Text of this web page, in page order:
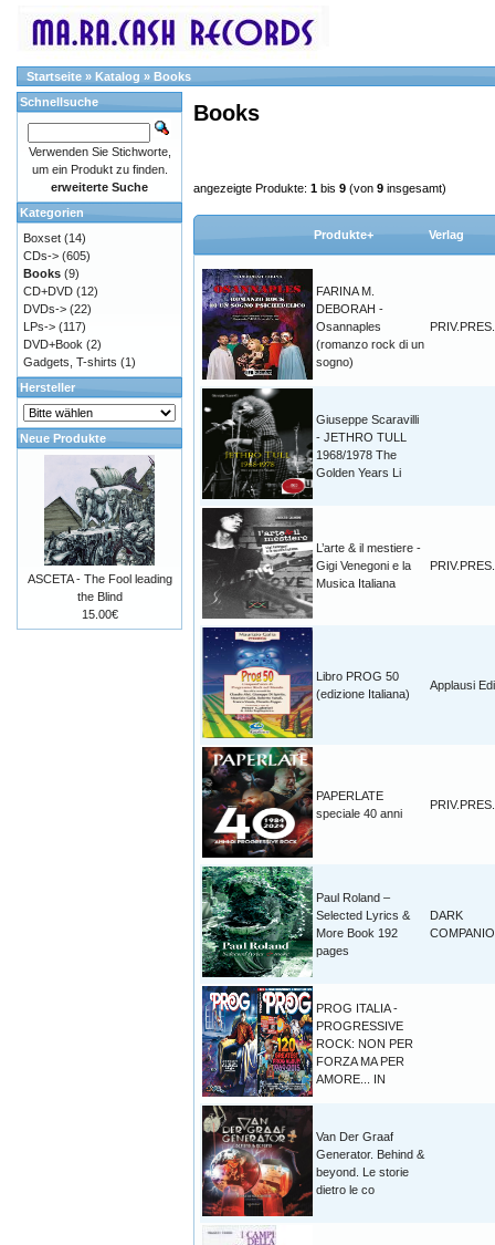
Startseite » Katalog » Books
Books
angezeigte Produkte: 1 bis 9 (von 9 insgesamt)
Produkte+ Verlag
FARINA M.
DEBORAH -
Osannaples
(romanzo rock di un
sogno)
PRIV.PRES.
Giuseppe Scaravilli
- JETHRO TULL
1968/1978 The
Golden Years Li
L’arte & il mestiere -
Gigi Venegoni e la
Musica Italiana
PRIV.PRES.
Libro PROG 50
(edizione Italiana)
Applausi
PAPERLATE
speciale 40 anni
PRIV.PRES.
Paul Roland –
Selected Lyrics &
More Book 192
pages
DARK
PROG ITALIA -
PROGRESSIVE
ROCK: NON PER
FORZA MA PER
AMORE... IN
Van Der Graaf
Generator. Behind &
beyond. Le storie
dietro le co
Schnellsuche
Verwenden Sie Stichworte,
um ein Produkt zu finden.
erweiterte Suche
Kategorien
Boxset (14)
CDs-> (605)
Books (9)
CD+DVD (12)
DVDs-> (22)
LPs-> (117)
DVD+Book (2)
Gadgets, T-shirts (1)
Hersteller
Neue Produkte
ASCETA - The Fool leading
the Blind
15.00€